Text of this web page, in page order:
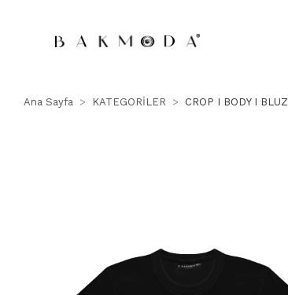
Ana Sayfa KATEGORİLER CROP I BODY I BLUZ